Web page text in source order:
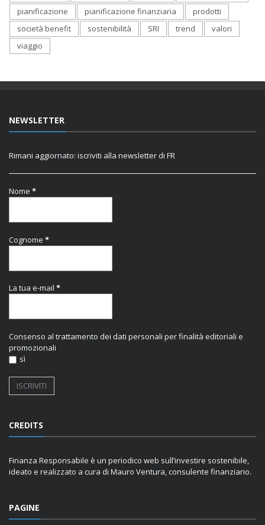
pianificazione
pianificazione finanziaria
prodotti
società benefit
sostenibilità SRI trend
valori
viaggio
NEWSLETTER
Rimani aggiornato: iscriviti alla newsletter di FR
Nome *
Cognome *
La tua e-mail *
Consenso al trattamento dei dati personali per finalità editoriali e
promozionali
sì
CREDITS
Finanza Responsabile è un periodico web sull’investire sostenibile,
ideato e realizzato a cura di Mauro Ventura, consulente finanziario.
PAGINE